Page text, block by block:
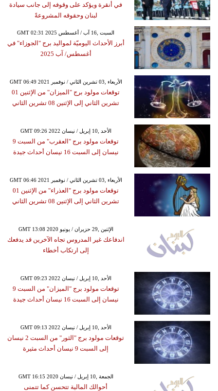
في أنقرة ويؤكد على وقوفه إلى جانب سيادة
لبنان وحقوقه المشروعةً
GMT 02:31 2025 السبت ,16 آب / أغسطس
أبرز الأحداث اليوميّة لمواليد برج "الجوزاء" في
أغسطس/ آب 2025
GMT 06:49 2021 الأربعاء ,03 تشرين الثاني / نوفمبر
توقعات مولود برج "الميزان" من الإثنين 01
تشرين الثاني إلى الإثنين 08 تشرين الثاني
GMT 09:26 2022 الأحد ,10 إبريل / نيسان
توقعات مولود برج "العقرب" من السبت 9
نيسان إلى السبت 16 نيسان أحداث جيدة
GMT 06:46 2021 الأربعاء ,03 تشرين الثاني / نوفمبر
توقعات مولود برج "العذراء" من الإثنين 01
تشرين الثاني إلى الإثنين 08 تشرين الثاني
GMT 13:08 2020 الإثنين ,29 حزيران / يونيو
اندفاعك غير المدروس تجاه الآخرين قد يدفعك
إلى ارتكاب أخطاء
GMT 09:23 2022 الأحد ,10 إبريل / نيسان
توقعات مولود برج "الميزان" من السبت 9
نيسان إلى السبت 16 نيسان أحداث جيدة
GMT 09:13 2022 الأحد ,10 إبريل / نيسان
توقعات مولود برج "الثور" من السبت 2 نيسان
إلى السبت 9 نيسان أحداث مثيرة
GMT 16:15 2020 الجمعة ,10 إبريل / نيسان
أحوالك المالية تتحسن كما تتمنى